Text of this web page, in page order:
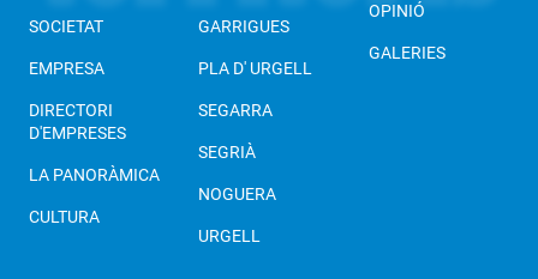
SOCIETAT
EMPRESA
DIRECTORI
D'EMPRESES
LA PANORÀMICA
CULTURA
GARRIGUES
PLA D' URGELL
SEGARRA
SEGRIÀ
NOGUERA
URGELL
OPINIÓ
GALERIES